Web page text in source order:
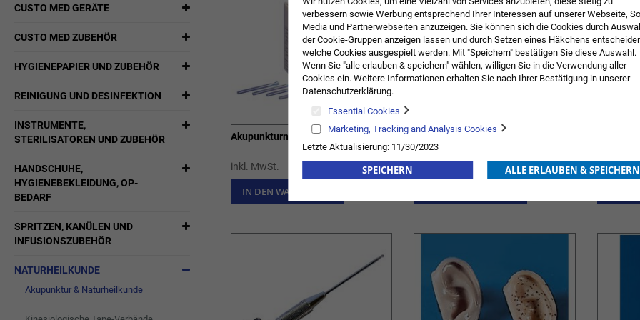
Akupunkturnadeln
inkl. MwSt. Ab5,34 €
IN DEN WARENKORB
Akupunkturnadeln mit
Kunststoffgriff
Ab5,06 € inkl. MwSt.
IN
CUSTO MED GERÄTE
CUSTO MED ZUBEHÖR
HYGIENEPAPIER UND ZUBEHÖR
REINIGUNG UND DESINFEKTION
INSTRUMENTE,
STERILISATOREN UND ZUBEHÖR
HANDSCHUHE,
HYGIENEBEKLEIDUNG, OP-
BEDARF
SPRITZEN, KANÜLEN UND
INFUSIONSZUBEHÖR
NATURHEILKUNDE
Akupunktur & Naturheilkunde
verbessern sowie Werbung entsprechend Ihrer Interessen auf unserer Webseite,
Media und Partnerwebseiten anzuzeigen. Sie können sich die Cookies durch
der Cookie-Gruppen anzeigen lassen und durch Setzen eines Häkchens
welche Cookies ausgespielt werden. Mit "Speichern" bestätigen Sie diese Auswahl.
Wenn Sie "alle erlauben & speichern" wählen, willigen Sie in die Verwendung aller
Cookies ein. Weitere Informationen erhalten Sie nach Ihrer Bestätigung in unserer
Datenschutzerklärung.
Essential Cookies
Marketing, Tracking and Analysis Cookies
Letzte Aktualisierung: 11/30/2023
SPEICHERN ALLE ERLAUBEN & SPEICHERN